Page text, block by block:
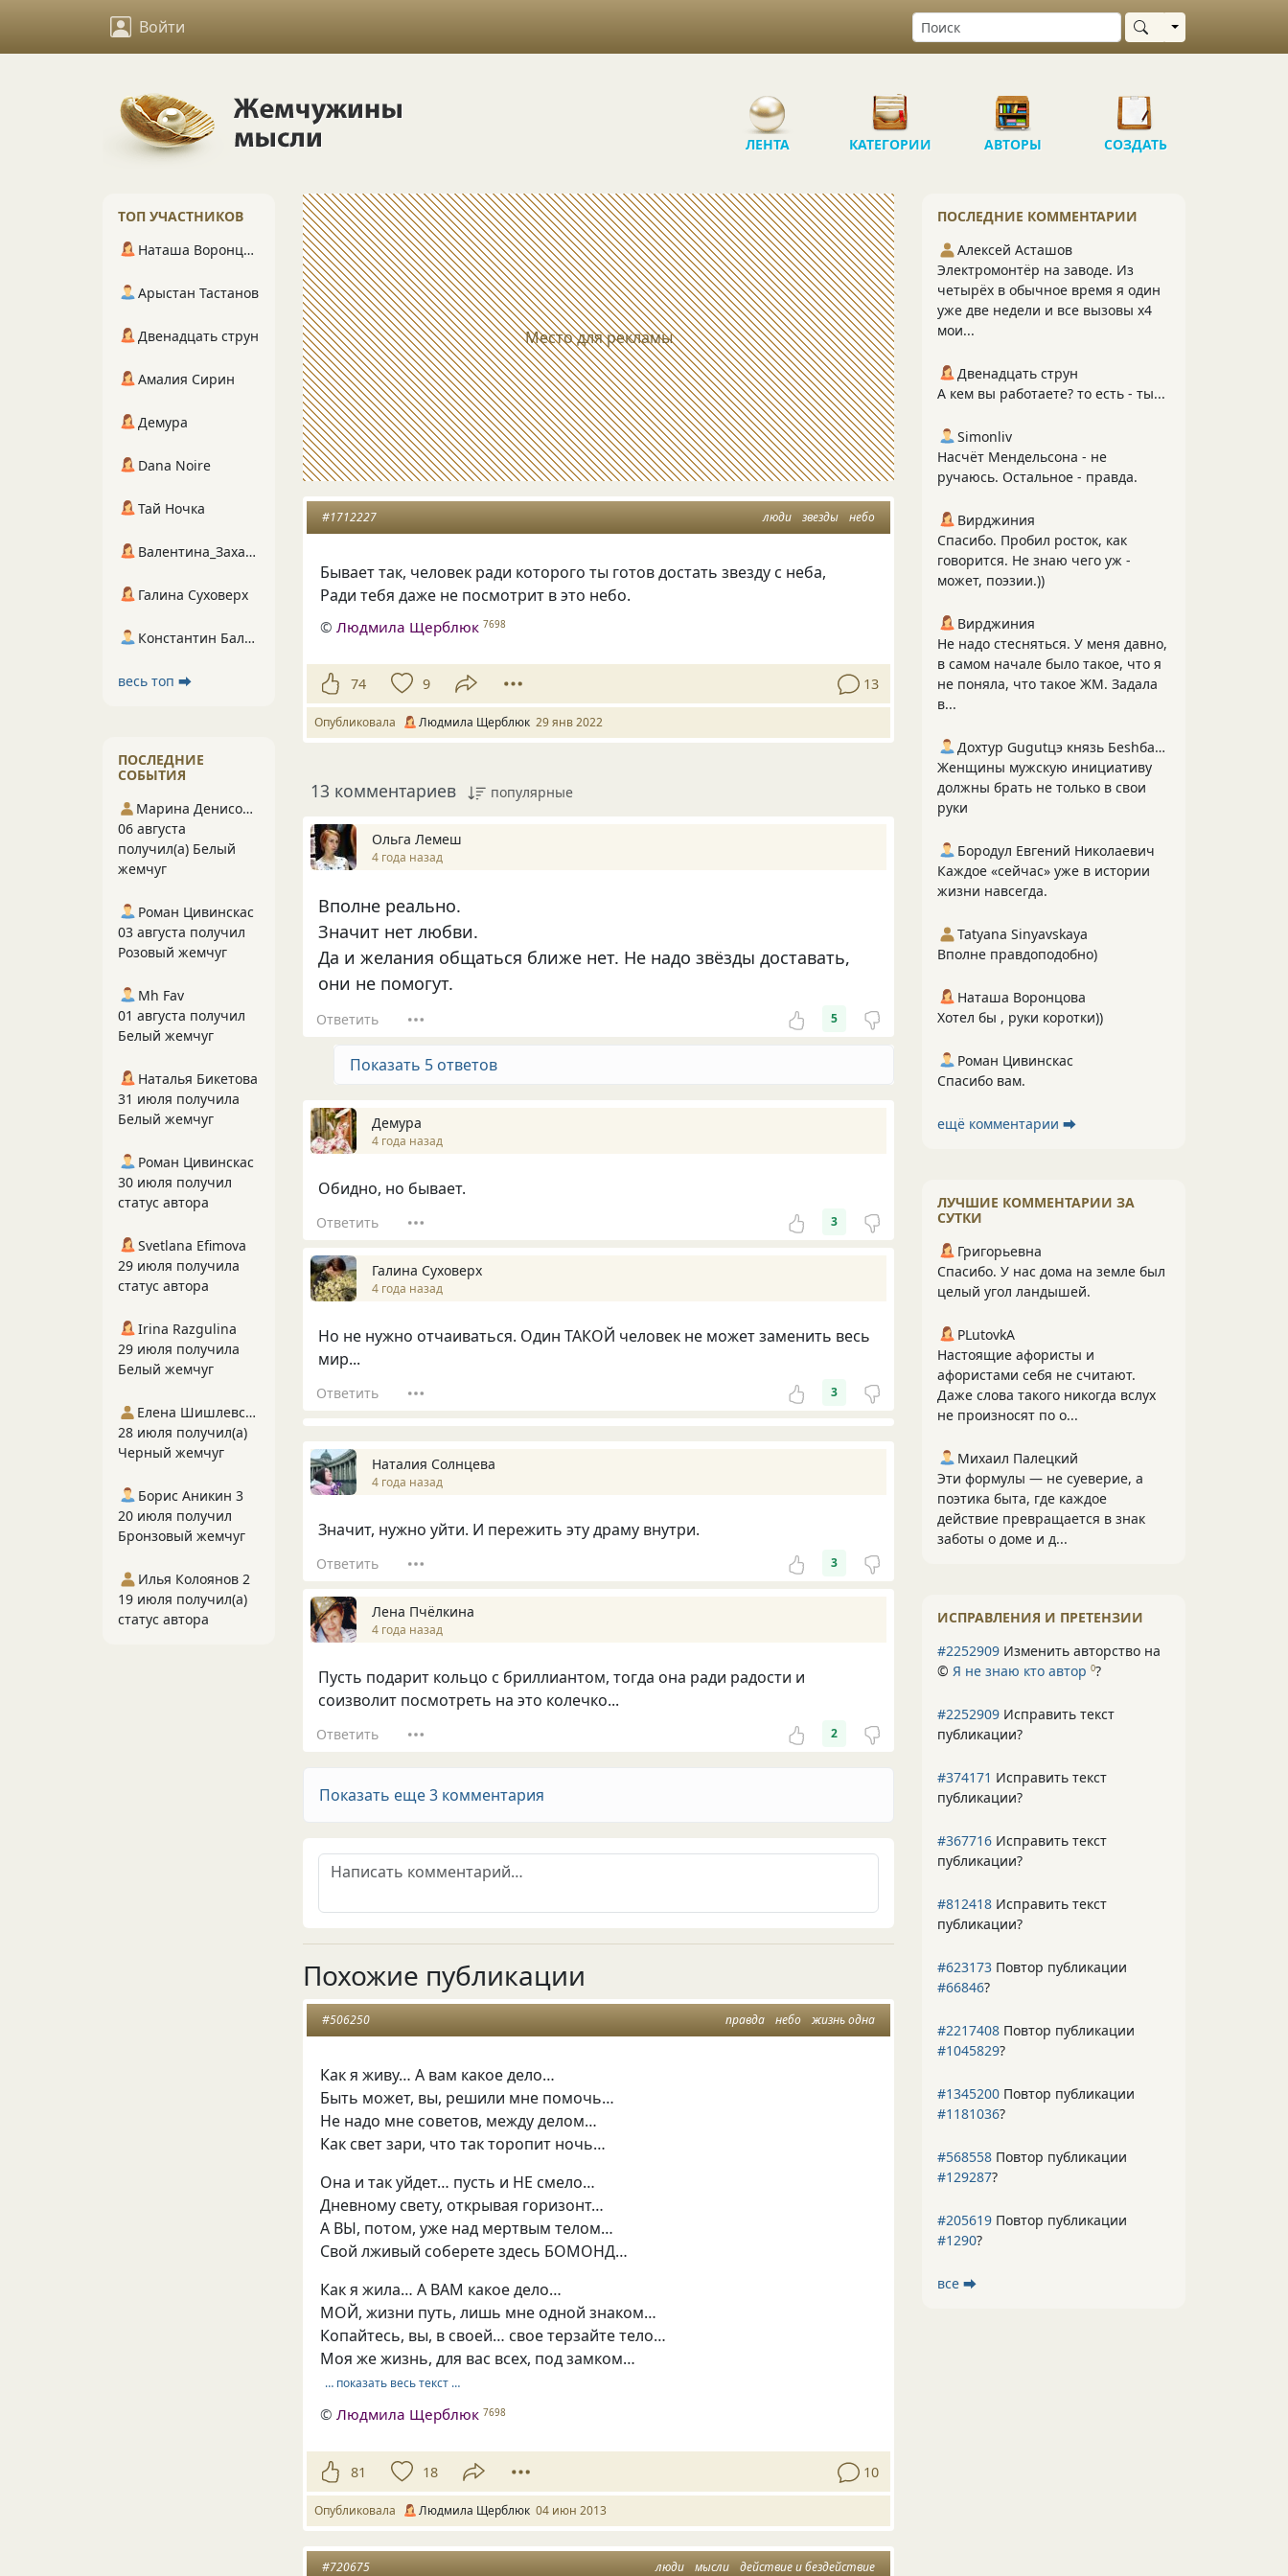
Войти Выбрать область
ЛЕНТА КАТЕГОРИИ АВТОРЫ СОЗДАТЬ
Место для рекламы
люди звезды небо
#1712227
Бывает так, человек ради которого ты готов достать звезду с неба,
Ради тебя даже не посмотрит в это небо.
©Людмила Щерблюк 7698
74 9 13
Опубликовала Людмила Щерблюк 29 янв 2022
13 комментариев популярные
Ольга Лемеш
4 года назад
Вполне реально.
Значит нет любви.
Да и желания общаться ближе нет. Не надо звёзды доставать,
они не помогут.
Ответить 5
Показать 5 ответов
Демура
4 года назад
Обидно, но бывает.
Ответить 3
Галина Суховерх
4 года назад
Но не нужно отчаиваться. Один ТАКОЙ человек не может заменить весь
мир...
Ответить 3
Наталия Солнцева
4 года назад
Значит, нужно уйти. И пережить эту драму внутри.
Ответить 3
Лена Пчёлкина
4 года назад
Пусть подарит кольцо с бриллиантом, тогда она ради радости и
соизволит посмотреть на это колечко...
Ответить 2
Показать еще 3 комментария
Похожие публикации
правда небо жизнь одна
#506250
Как я живу… А вам какое дело…
Быть может, вы, решили мне помочь…
Не надо мне советов, между делом…
Как свет зари, что так торопит ночь…
Она и так уйдет… пусть и НЕ смело…
Дневному свету, открывая горизонт…
А ВЫ, потом, уже над мертвым телом…
Свой лживый соберете здесь БОМОНД…
Как я жила… А ВАМ какое дело…
МОЙ, жизни путь, лишь мне одной знаком…
Копайтесь, вы, в своей… свое терзайте тело…
Моя же жизнь, для вас всех, под замком…
… показать весь текст …
©Людмила Щерблюк 7698
81 18 10
Опубликовала Людмила Щерблюк 04 июн 2013
люди мысли действие и бездействие
#720675
ПОСЛЕДНИЕ КОММЕНТАРИИ
Алексей Асташов
Электромонтёр на заводе. Из
четырёх в обычное время я один
уже две недели и все вызовы х4
мои...
Двенадцать струн
А кем вы работаете? то есть - ты...
Simonliv
Насчёт Мендельсона - не
ручаюсь. Остальное - правда.
Вирджиния
Спасибо. Пробил росток, как
говорится. Не знаю чего уж -
может, поэзии.))
Вирджиния
Не надо стесняться. У меня давно,
в самом начале было такое, что я
не поняла, что такое ЖМ. Задала
в...
Дохтур Gugutцэ князь Беshбармакоff
Женщины мужскую инициативу
должны брать не только в свои
руки
Бородул Евгений Николаевич
Каждое «сейчас» уже в истории
жизни навсегда.
Tatyana Sinyavskaya
Вполне правдоподобно)
Наташа Воронцова
Хотел бы , руки коротки))
Роман Цивинскас
Спасибо вам.
ещё комментарии ⮕
ЛУЧШИЕ КОММЕНТАРИИ ЗА
СУТКИ
Григорьевна
Спасибо. У нас дома на земле был
целый угол ландышей.
PLutоvkА
Настоящие афористы и
афористами себя не считают.
Даже слова такого никогда вслух
не произносят по о...
Михаил Палецкий
Эти формулы — не суеверие, а
поэтика быта, где каждое
действие превращается в знак
заботы о доме и д...
ИСПРАВЛЕНИЯ И ПРЕТЕНЗИИ
#2252909 Изменить авторство на
© Я не знаю кто автор 0?
#2252909 Исправить текст
публикации?
#374171 Исправить текст
публикации?
#367716 Исправить текст
публикации?
#812418 Исправить текст
публикации?
#623173 Повтор публикации
#66846?
#2217408 Повтор публикации
#1045829?
#1345200 Повтор публикации
#1181036?
#568558 Повтор публикации
#129287?
#205619 Повтор публикации
#1290?
все ⮕
ТОП УЧАСТНИКОВ
Наташа Воронцова
Арыстан Тастанов
Двенадцать струн
Амалия Сирин
Демура
Dana Noire
Тай Ночка
Валентина_Захарова
Галина Суховерх
Константин Балухта
весь топ ⮕
ПОСЛЕДНИЕ
СОБЫТИЯ
Марина Денисова 5
06 августа
получил(а) Белый
жемчуг
Роман Цивинскас
03 августа получил
Розовый жемчуг
Mh Fav
01 августа получил
Белый жемчуг
Наталья Бикетова
31 июля получила
Белый жемчуг
Роман Цивинскас
30 июля получил
статус автора
Svetlana Efimova
29 июля получила
статус автора
Irina Razgulina
29 июля получила
Белый жемчуг
Елена Шишлевская
28 июля получил(а)
Черный жемчуг
Борис Аникин 3
20 июля получил
Бронзовый жемчуг
Илья Колоянов 2
19 июля получил(а)
статус автора